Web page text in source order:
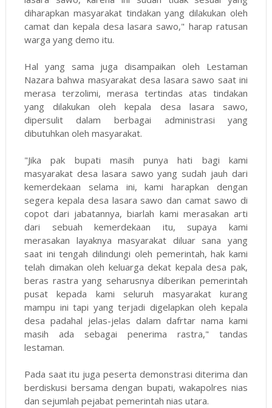
diharapkan masyarakat tindakan yang dilakukan oleh
camat dan kepala desa lasara sawo," harap ratusan
warga yang demo itu.
Hal yang sama juga disampaikan oleh Lestaman
Nazara bahwa masyarakat desa lasara sawo saat ini
merasa terzolimi, merasa tertindas atas tindakan
yang dilakukan oleh kepala desa lasara sawo,
dipersulit dalam berbagai administrasi yang
dibutuhkan oleh masyarakat.
"Jika pak bupati masih punya hati bagi kami
masyarakat desa lasara sawo yang sudah jauh dari
kemerdekaan selama ini, kami harapkan dengan
segera kepala desa lasara sawo dan camat sawo di
copot dari jabatannya, biarlah kami merasakan arti
dari sebuah kemerdekaan itu, supaya kami
merasakan layaknya masyarakat diluar sana yang
saat ini tengah dilindungi oleh pemerintah, hak kami
telah dimakan oleh keluarga dekat kepala desa pak,
beras rastra yang seharusnya diberikan pemerintah
pusat kepada kami seluruh masyarakat kurang
mampu ini tapi yang terjadi digelapkan oleh kepala
desa padahal jelas-jelas dalam dafrtar nama kami
masih ada sebagai penerima rastra," tandas
lestaman.
Pada saat itu juga peserta demonstrasi diterima dan
berdiskusi bersama dengan bupati, wakapolres nias
dan sejumlah pejabat pemerintah nias utara.